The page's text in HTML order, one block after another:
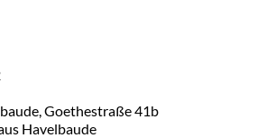
Goethestraße 41b
Havelbaude